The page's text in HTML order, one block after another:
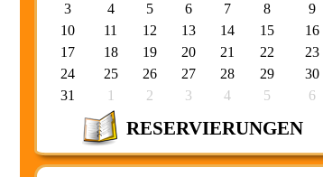
3
4 5 6 7 8
9
10
11 12 13 14 15
16
17
18 19 20 21 22
23
24
25 26 27 28 29
30
31
1 2 3 4 5 6
RESERVIERUNGEN